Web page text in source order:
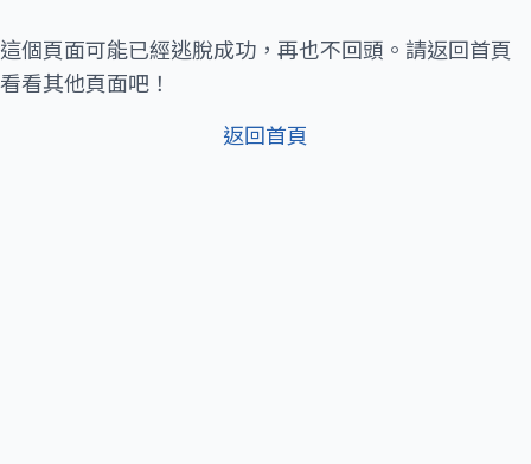
這個頁面可能已經逃脫成功，再也不回頭。請返回首頁
看看其他頁面吧！
返回首頁